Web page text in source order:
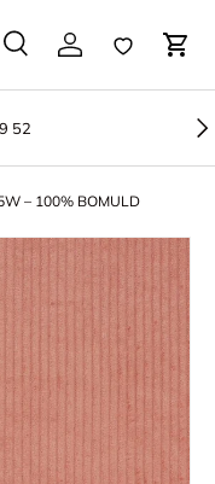
Søg Log påFavoritter
52
– 100% BOMULD